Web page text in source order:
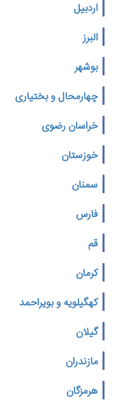
اردبیل
البرز
بوشهر
چهارمحال و بختیاری
خراسان رضوی
خوزستان
سمنان
فارس
قم
کرمان
کهگیلویه و بویراحمد
گیلان
مازندران
هرمزگان